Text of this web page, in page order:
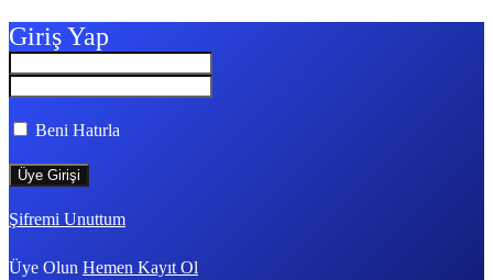
Giriş Yap
Beni Hatırla
Şifremi Unuttum
Üye Olun Hemen Kayıt Ol